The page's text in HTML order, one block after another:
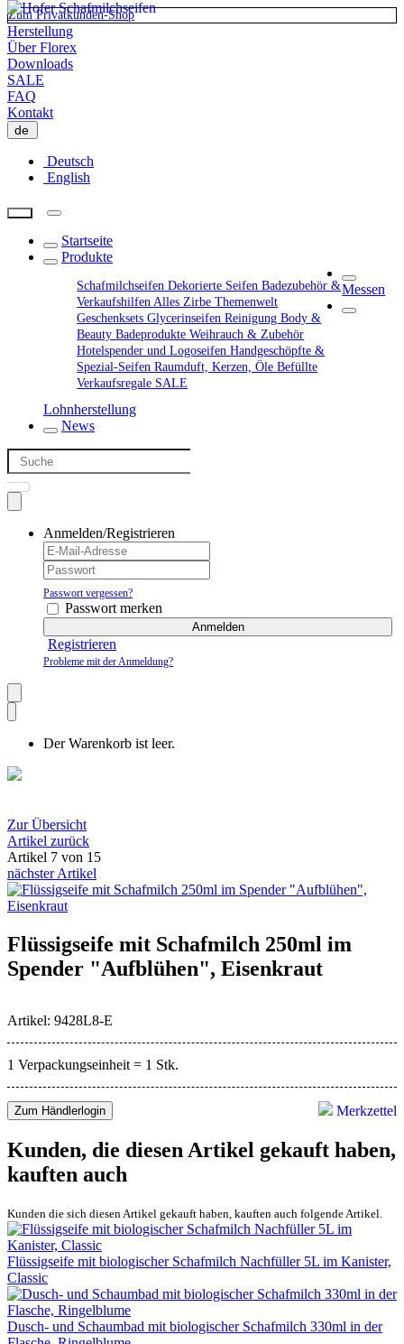
Zum Privatkunden-Shop
Herstellung
Über Florex
Downloads
SALE
FAQ
Kontakt
de
Deutsch
English
Startseite
Produkte
SchafmilchseifenDekorierte SeifenBadezubehör &
Verkaufshilfen Alles ZirbeThemenwelt
GeschenksetsGlycerinseifenReinigungBody &
BeautyBadeprodukteWeihrauch & Zubehör
Hotelspender und LogoseifenHandgeschöpfte &
Spezial-SeifenRaumduft, Kerzen, ÖleBefüllte
Verkaufsregale SALE
Messen
Lohnherstellung
News
Anmelden/Registrieren
Passwort vergessen?
Passwort merken
Anmelden
Registrieren
Probleme mit der Anmeldung?
Der Warenkorb ist leer.
Zur Übersicht
Artikel zurück
Artikel 7 von 15
nächster Artikel
Flüssigseife mit Schafmilch 250ml im
Spender "Aufblühen", Eisenkraut
Artikel: 9428L8-E
1 Verpackungseinheit = 1 Stk.
Merkzettel
Zum Händlerlogin
Kunden, die diesen Artikel gekauft haben,
kauften auch
Kunden die sich diesen Artikel gekauft haben, kauften auch folgende Artikel.
Flüssigseife mit biologischer Schafmilch Nachfüller 5L im Kanister,
Classic
Dusch- und Schaumbad mit biologischer Schafmilch 330ml in der